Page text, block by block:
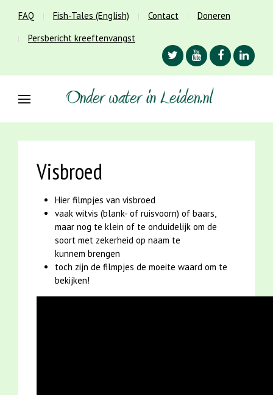
FAQ Fish-Tales (English) Contact
Doneren
Persbericht kreeftenvangst
Visbroed
Hier filmpjes van visbroed
vaak witvis (blank- of ruisvoorn) of baars,
maar nog te klein of te onduidelijk om de
soort met zekerheid op naam te
kunnem brengen
toch zijn de filmpjes de moeite waard om te
bekijken!